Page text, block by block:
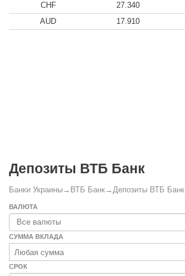
CHF
27.340
AUD
17.910
Депозиты ВТБ Банк
Банки Украины→ ВТБ Банк→ Депозиты ВТБ Банк
ВАЛЮТА
Все валюты
СУММА ВКЛАДА
СРОК